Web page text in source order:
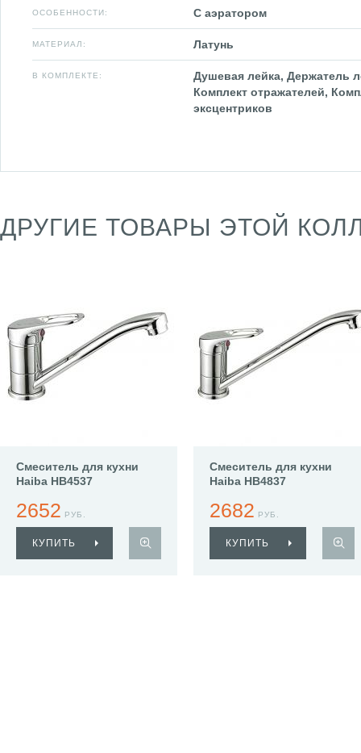
ОСОБЕННОСТИ: С аэратором
МАТЕРИАЛ: Латунь
В КОМПЛЕКТЕ:
Душевая лейка, Держатель
Комплект отражателей,
эксцентриков
ДРУГИЕ ТОВАРЫ ЭТОЙ
Смеситель для кухни
Haiba HB4537
2652 РУБ.
КУПИТЬ
Смеситель для кухни
Haiba HB4837
2682 РУБ.
КУПИТЬ